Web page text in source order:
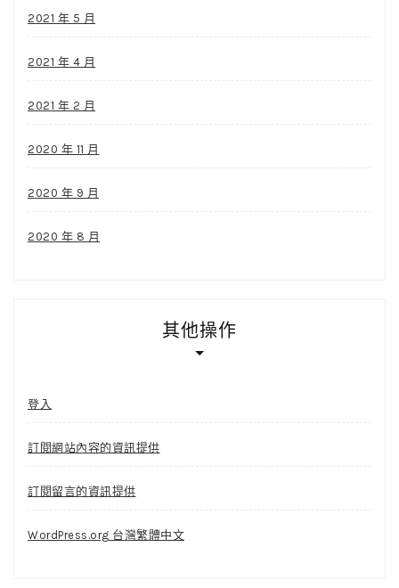
2021 年 5 月
2021 年 4 月
2021 年 2 月
2020 年 11 月
2020 年 9 月
2020 年 8 月
其他操作
登入
訂閱網站內容的資訊提供
訂閱留言的資訊提供
WordPress.org 台灣繁體中文